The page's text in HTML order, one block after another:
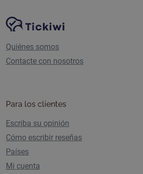
añadido para el cliente y no un mero
Navegación del sitio
Plataforma Tickiwi
Quiénes somos
Contacte con nosotros
Para los clientes
Escriba su opinión
Cómo escribir reseñas
Países
Mi cuenta